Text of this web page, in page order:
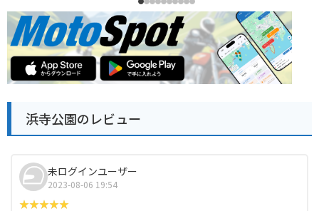
浜寺公園のレビュー
未ログインユーザー
2023-08-06 19:54